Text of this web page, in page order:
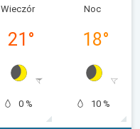
Wieczór
21 °
0 %
Noc
18°
10 %